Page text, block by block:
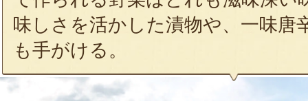
味しさを活かした漬物や、一味唐
も手がける。